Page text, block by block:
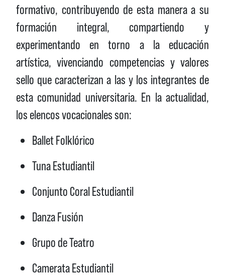
formativo, contribuyendo de esta manera a su
formación integral, compartiendo y
experimentando en torno a la educación
artística, vivenciando competencias y valores
sello que caracterizan a las y los integrantes de
esta comunidad universitaria. En la actualidad,
los elencos vocacionales son:
Ballet Folklórico
Tuna Estudiantil
Conjunto Coral Estudiantil
Danza Fusión
Grupo de Teatro
Camerata Estudiantil